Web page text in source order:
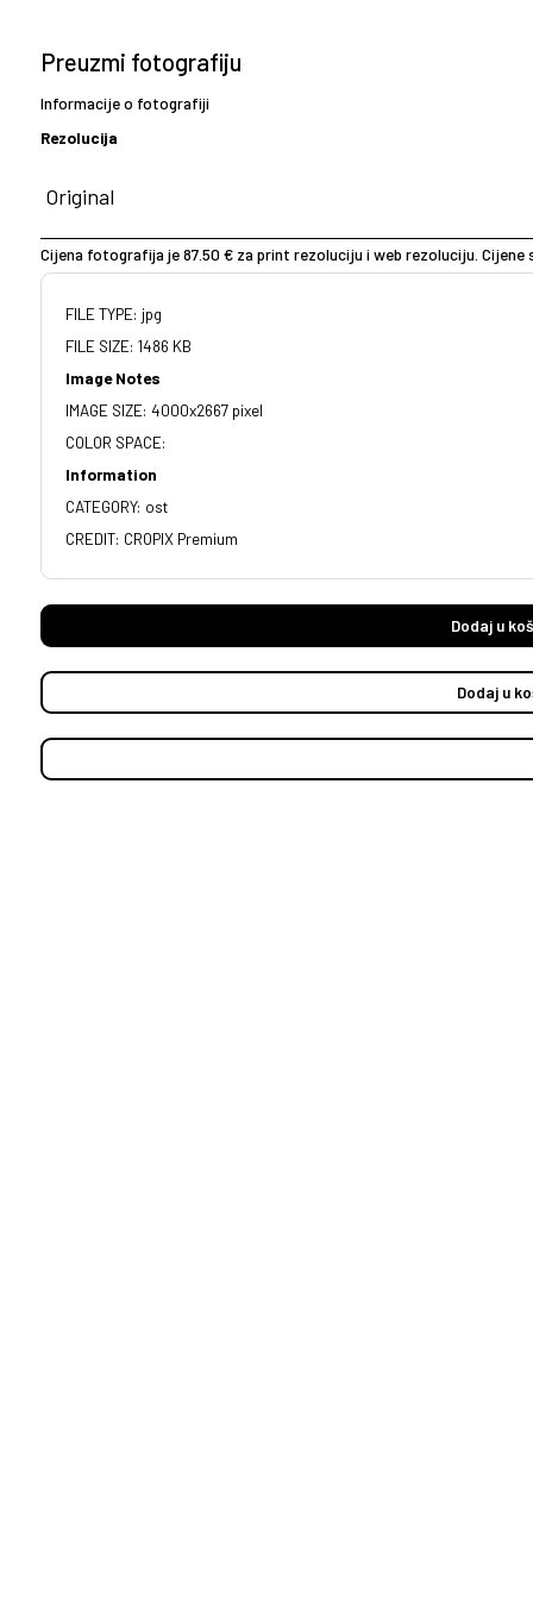
Preuzmi fotografiju
Informacije o fotografiji
Rezolucija
Cijena fotografija je 87.50 € za print rezoluciju i web rezoluciju. Cijene
FILE TYPE: jpg
FILE SIZE: 1486 KB
Image Notes
IMAGE SIZE: 4000x2667 pixel
COLOR SPACE:
Information
CATEGORY: ost
CREDIT: CROPIX Premium
Dodaj u
Dodaj u